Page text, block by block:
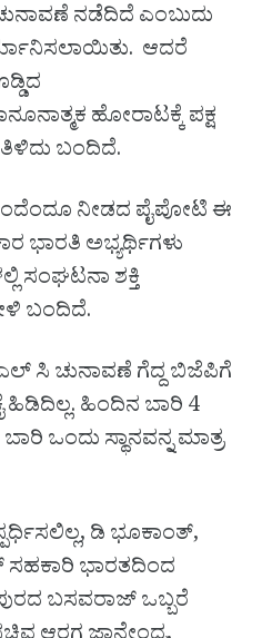
ನಡೆದಿದೆ ಎಂಬುದು
ಆದರೆ
ಹೋರಾಟಕ್ಕೆ ಪಕ್ಷ
ಬಂದಿದೆ.
ನೀಡದ ಪೈಪೋಟಿ ಈ
ಭಾರತಿ ಅಭ್ಯರ್ಥಿಗಳು
ಸಂಘಟನಾ ಶಕ್ತಿ
ಬಂದಿದೆ.
ಸಿ ಚುನಾವಣೆ ಗೆದ್ದ ಬಿಜೆಪಿಗೆ
ಹಿಡಿದಿಲ್ಲ. ಹಿಂದಿನ ಬಾರಿ 4
ಒಂದು ಸ್ಥಾನವನ್ನ ಮಾತ್ರ
ಡಿ ಭೂಕಾಂತ್,
ಭಾರತದಿಂದ
ಬಸವರಾಜ್ ಒಬ್ಬರೆ